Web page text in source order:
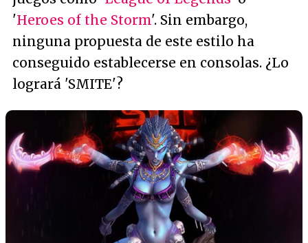
'Heroes of the Storm'. Sin embargo,
ninguna propuesta de este estilo ha
conseguido establecerse en consolas. ¿Lo
logrará 'SMITE'?